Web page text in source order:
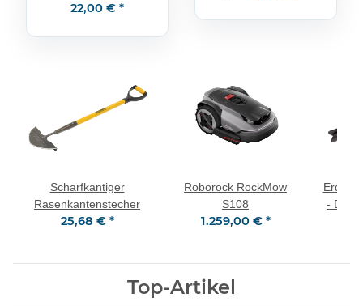
22,00 € *
Scharfkantiger
Rasenkantenstecher
25,68 € *
Roborock RockMow
S108
1.259,00 € *
-
Top-Artikel